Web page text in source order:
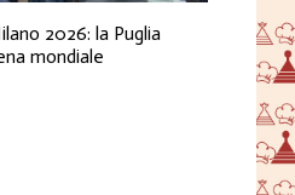
2026: la Puglia
mondiale